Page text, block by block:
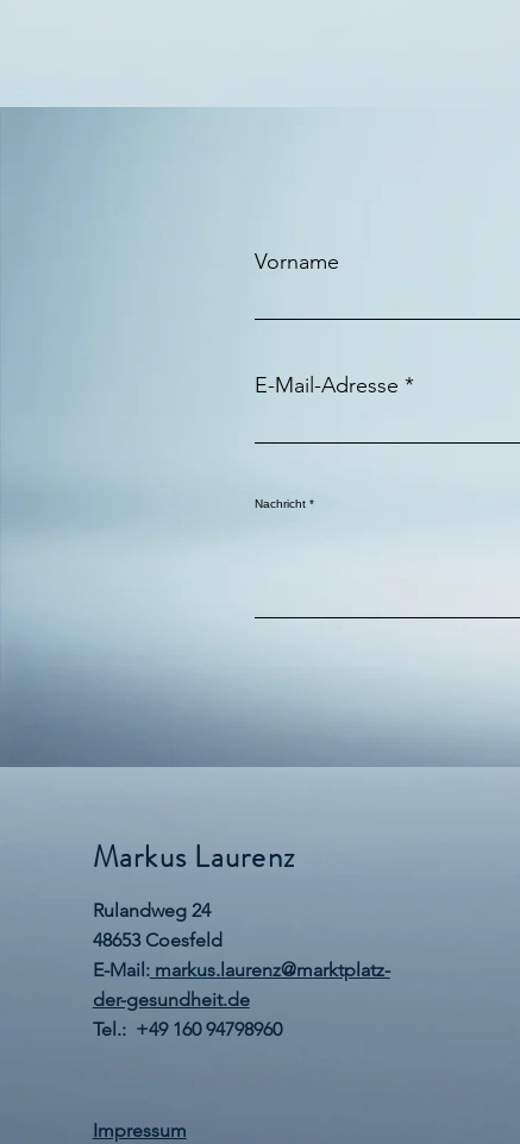
Vorname
E-Mail-Adresse
Nachricht
Markus Laurenz
Rulandweg 24
48653 Coesfeld
E-Mail:markus.laurenz@marktplatz-
der-gesundheit.de
Tel.: +49 160 94798960
Impressum